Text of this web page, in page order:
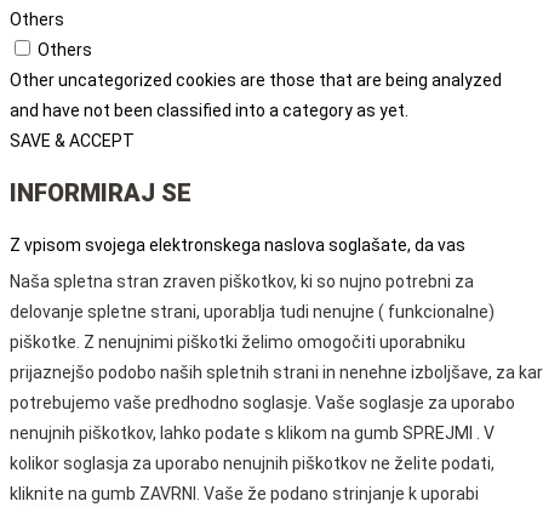
Naša spletna stran zraven piškotkov, ki so nujno potrebni za
delovanje spletne strani, uporablja tudi nenujne ( funkcionalne)
piškotke. Z nenujnimi piškotki želimo omogočiti uporabniku
prijaznejšo podobo naših spletnih strani in nenehne izboljšave, za kar
potrebujemo vaše predhodno soglasje. Vaše soglasje za uporabo
nenujnih piškotkov, lahko podate s klikom na gumb SPREJMI . V
kolikor soglasja za uporabo nenujnih piškotkov ne želite podati,
kliknite na gumb ZAVRNI. Vaše že podano strinjanje k uporabi
Others
Others
Other uncategorized cookies are those that are being analyzed
and have not been classified into a category as yet.
SAVE & ACCEPT
INFORMIRAJ SE
Z vpisom svojega elektronskega naslova soglašate, da vas
obveščamo o naših dogodkih, prireditvah in programih. Podrobnejša
določila glede varstva osebnih podatkov ter pravic in obveznosti so
opredeljena v Politiki varstva osebnih podatkov, ki je dostopna na
spletni strani.
Email
Pošlji
ODPRTI SMO OD PONEDELJKA DO PETKA